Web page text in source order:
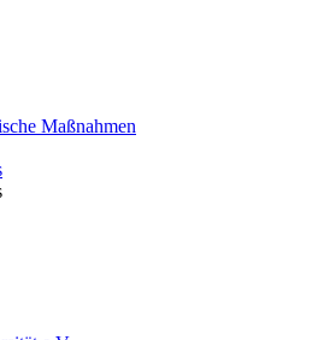
Maßnahmen